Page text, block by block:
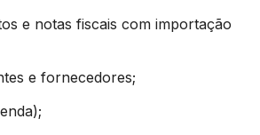
e notas fiscais com importação
e fornecedores;